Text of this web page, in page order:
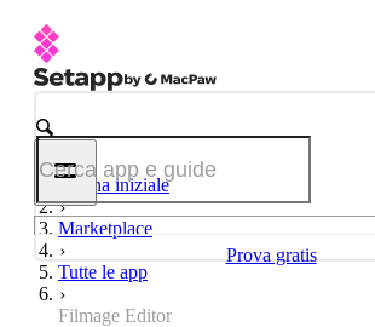
Prova gratis
Pagina iniziale
Marketplace
Tutte le app
Filmage Editor